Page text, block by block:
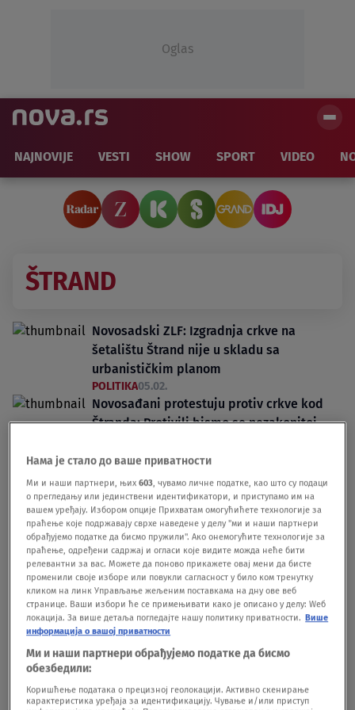
Oglas
NAJNOVIJE VESTI SHOW SPORT VIDEO
ŠTRAND
Novosadski ZLF: Izgradnja crkve na
šetalištu Štrand nije u skladu sa
urbanističkim planom
POLITIKA05.02.
Novosađani protestuju protiv crkve kod
Štranda: Protivili bismo se nezakonitoj
VIDEO
DRUŠTVO04.02. 1
Oglas
Drama na Štrandu u Novom Sadu: Brzom
Нама је стало до ваше приватности
Ми и наши партнери, њих603, чувамо личне податке, као што су подаци
о прегледању или јединствени идентификатори, и приступамо им на
вашем уређају. Избором опције Прихватам омогућићете технологије за
праћење које подржавају сврхе наведене у делу "ми и наши партнери
обрађујемо податке да бисмо пружили". Ако онемогућите технологије за
праћење, одређени садржај и огласи које видите можда неће бити
релевантни за вас. Можете да поново прикажете овај мени да бисте
променили своје изборе или повукли сагласност у било ком тренутку
кликом на линк Управљање жељеним поставкама на дну ове веб
странице. Ваши избори ће се примењивати како је описано у делу: Wеб
локација. За више детаља погледајте нашу политику приватности. Више
информација о вашој приватности
Ми и наши партнери обрађујемо податке да бисмо
обезбедили:
Коришћење података о прецизној геолокацији. Активно скенирање
карактеристика уређаја за идентификацију. Чување и/или приступ